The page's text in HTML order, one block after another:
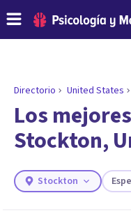
Directorio United States
Los
Stockton,
Stockton